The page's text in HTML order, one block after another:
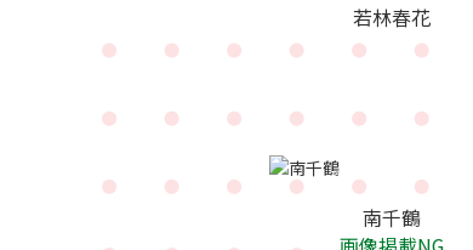
若林春花
南千鶴